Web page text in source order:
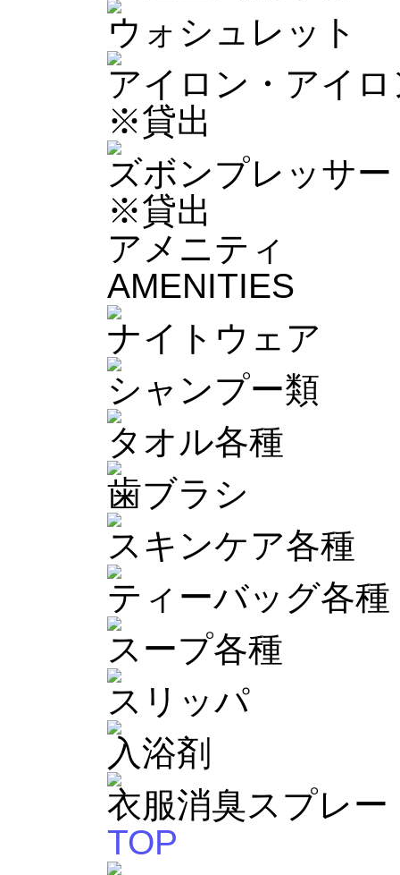
ウォシュレット
アイロン・アイ
※貸出
ズボンプレッサー
※貸出
アメニティ
AMENITIES
ナイトウェア
シャンプー類
タオル各種
歯ブラシ
スキンケア各種
ティーバッグ各種
スープ各種
スリッパ
入浴剤
衣服消臭スプレー
TOP